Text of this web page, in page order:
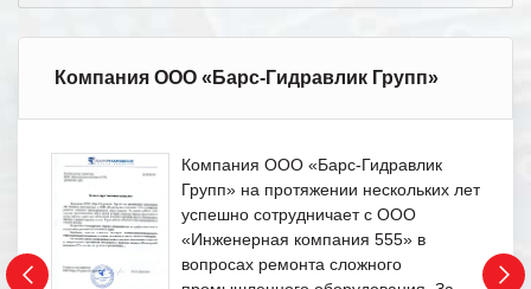
Компания ООО «Барс-Гидравлик Групп»
Компания ООО «Барс-Гидравлик
Групп» на протяжении нескольких лет
успешно сотрудничает с ООО
«Инженерная компания 555» в
вопросах ремонта сложного